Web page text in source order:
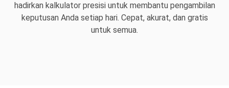
hadirkan kalkulator presisi untuk membantu pengambilan
keputusan Anda setiap hari. Cepat, akurat, dan gratis
untuk semua.